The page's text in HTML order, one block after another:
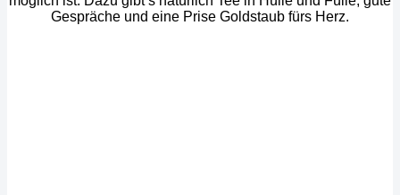
Gespräche und eine Prise Goldstaub fürs Herz.